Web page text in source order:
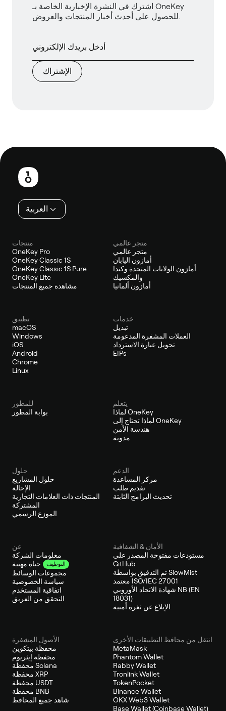
اشترك في النشرة الإخبارية الخاصة بـ OneKey
للحصول على أحدث أخبار المنتجات والعروض.
الإشتراك
تذييل
العربية
منتجات
OneKey Pro
OneKey Classic 1S
OneKey Classic 1S Pure
OneKey Lite
مشاهدة جميع المنتجات
متجر عالمي
متجر عالمي
أمازون اليابان
أمازون الولايات المتحدة وكندا
والمكسيك
أمازون ألمانيا
تطبيق
macOS
Windows
iOS
Android
Chrome
Linux
خدمات
تبديل
العملات المشفرة المدعومة
تحويل عبارة الاسترداد
EIPs
للمطور
بوابة المطور
يتعلم
لماذا OneKey
لماذا تحتاج إلى OneKey
هندسة الأمن
مدونة
حلول
حلول المشاريع
الإحالة
المنتجات ذات العلامات التجارية
المشتركة
الموزع الرسمي
الدعم
مركز المساعدة
تقديم طلب
تحديث البرامج الثابتة
عن
معلومات الشركة
حياة مهنية
التوظيف
مجموعات الوسائط
سياسة الخصوصية
اتفاقية المستخدم
التحقق من الفريق
الأمان & الشفافية
مستودعات مفتوحة المصدر على
GitHub
تم التدقيق بواسطة SlowMist
معتمد ISO/IEC 27001
شهادة الاتحاد الأوروبي NB (EN
18031)
الإبلاغ عن ثغرة أمنية
الأصول المشفرة
محفظة بيتكوين
محفظة إيثريوم
محفظة Solana
محفظة XRP
محفظة USDT
محفظة BNB
شاهد جميع المحافظ
انتقل من محافظ التطبيقات الأخرى
MetaMask
Phantom Wallet
Rabby Wallet
Tronlink Wallet
TokenPocket
Binance Wallet
OKX Web3 Wallet
Base Wallet (Coinbase Wallet)